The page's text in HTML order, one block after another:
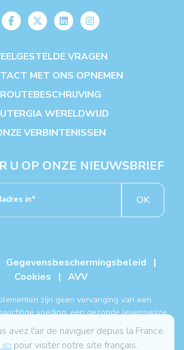
avez l'air de naviguer depuis la France.
ici pour visiter notre site français.
VRAGEN
MET ONS OPNEMEN
ROUTEBESCHRIJVING
WERELDWIJD
VERBINTENISSEN
U OP ONZE NIEUWSBRIEF
OK
Gegevensbeschermingsbeleid
|
Cookies
| AVV
zijn geen vervanging van een
voeding, een gezonde levenswijze
een medische behandeling.
2026, alle rechten voorbehouden. -